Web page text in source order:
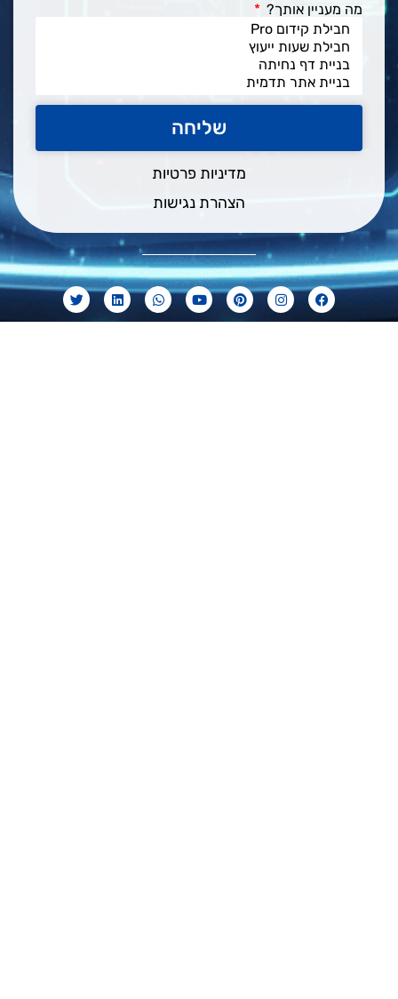
אותך?
מדיניות פרטיות
הצהרת נגישות